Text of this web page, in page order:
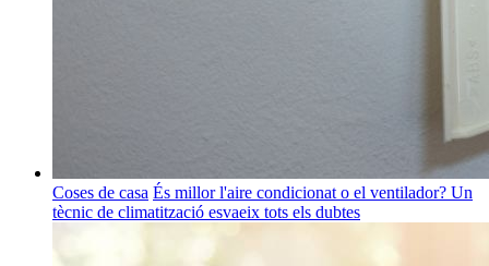
Coses de casa És millor l'aire condicionat o el ventilador? Un
tècnic de climatització esvaeix tots els dubtes